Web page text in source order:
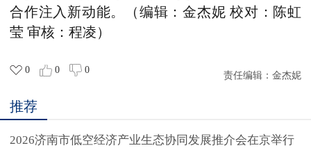
合作注入新动能。（编辑：金杰妮 校对：陈虹
莹 审核：程凌）
0 0 0
责任编辑： 金杰妮
推荐
2026济南市低空经济产业生态协同发展推介会在京举行